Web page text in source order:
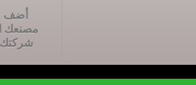
أضف
مصنعك
شركتك